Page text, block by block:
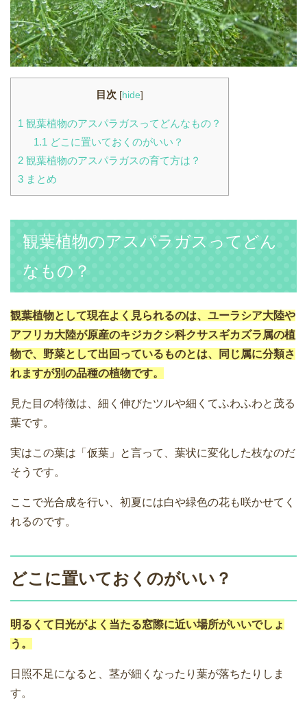
目次 [hide]
1 観葉植物のアスパラガスってどんなもの？
1.1どこに置いておくのがいい？
2 観葉植物のアスパラガスの育て方は？
3 まとめ
観葉植物のアスパラガスってどん
なもの？
観葉植物として現在よく見られるのは、ユーラシア大陸や
アフリカ大陸が原産のキジカクシ科クサスギカズラ属の植
物で、野菜として出回っているものとは、同じ属に分類さ
れますが別の品種の植物です。
見た目の特徴は、細く伸びたツルや細くてふわふわと茂る
葉です。
実はこの葉は「仮葉」と言って、葉状に変化した枝なのだ
そうです。
ここで光合成を行い、初夏には白や緑色の花も咲かせてく
れるのです。
どこに置いておくのがいい？
明るくて日光がよく当たる窓際に近い場所がいいでしょ
う。
日照不足になると、茎が細くなったり葉が落ちたりしま
す。